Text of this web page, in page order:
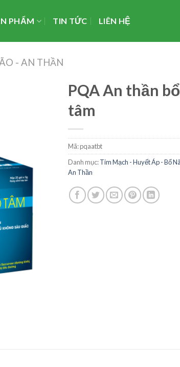
PHẨM TIN TỨC LIÊN HỆ
- AN THẦN
PQA An thần bổ
tâm
Mã:pqaatbt
Danh mục:Tim Mạch - Huyết Áp - Bổ
An Thần